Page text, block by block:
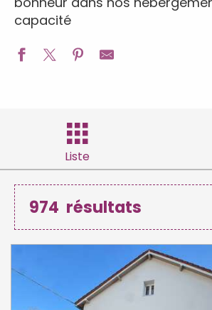
capacité
Liste
974 résultats